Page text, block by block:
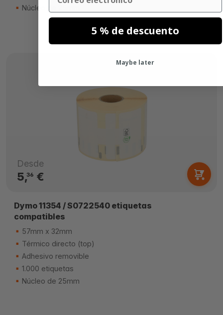
Núcleo de 25mm
Desde
5,36 €
Dymo 11354 / S0722540 etiquetas
compatibles
57mm x 32mm
Térmico directo (top)
Adhesivo removible
1.000 etiquetas
Núcleo de 25mm
5 % de descuento
Maybe later